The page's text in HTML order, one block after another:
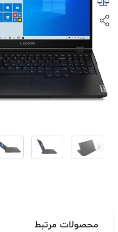
محصولات مرتبط